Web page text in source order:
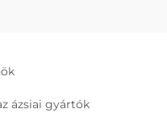
ázsiai gyártók